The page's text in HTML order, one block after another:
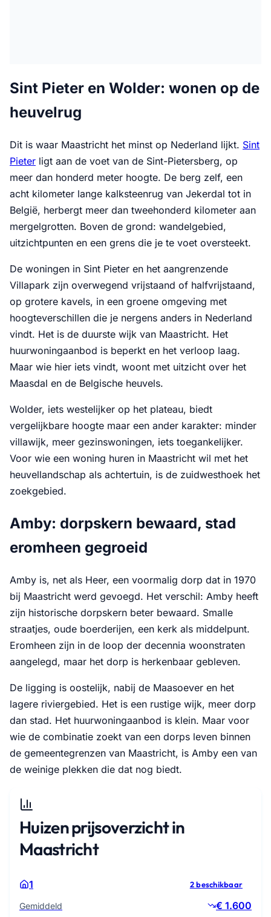
Sint Pieter en Wolder: wonen op de
heuvelrug
Dit is waar Maastricht het minst op Nederland lijkt. Sint
Pieter ligt aan de voet van de Sint-Pietersberg, op
meer dan honderd meter hoogte. De berg zelf, een
acht kilometer lange kalksteenrug van Jekerdal tot in
België, herbergt meer dan tweehonderd kilometer aan
mergelgrotten. Boven de grond: wandelgebied,
uitzichtpunten en een grens die je te voet oversteekt.
De woningen in Sint Pieter en het aangrenzende
Villapark zijn overwegend vrijstaand of halfvrijstaand,
op grotere kavels, in een groene omgeving met
hoogteverschillen die je nergens anders in Nederland
vindt. Het is de duurste wijk van Maastricht. Het
huurwoningaanbod is beperkt en het verloop laag.
Maar wie hier iets vindt, woont met uitzicht over het
Maasdal en de Belgische heuvels.
Wolder, iets westelijker op het plateau, biedt
vergelijkbare hoogte maar een ander karakter: minder
villawijk, meer gezinswoningen, iets toegankelijker.
Voor wie een woning huren in Maastricht wil met het
heuvellandschap als achtertuin, is de zuidwesthoek het
zoekgebied.
Amby: dorpskern bewaard, stad
eromheen gegroeid
Amby is, net als Heer, een voormalig dorp dat in 1970
bij Maastricht werd gevoegd. Het verschil: Amby heeft
zijn historische dorpskern beter bewaard. Smalle
straatjes, oude boerderijen, een kerk als middelpunt.
Eromheen zijn in de loop der decennia woonstraten
aangelegd, maar het dorp is herkenbaar gebleven.
De ligging is oostelijk, nabij de Maasoever en het
lagere riviergebied. Het is een rustige wijk, meer dorp
dan stad. Het huurwoningaanbod is klein. Maar voor
wie de combinatie zoekt van een dorps leven binnen
de gemeentegrenzen van Maastricht, is Amby een van
de weinige plekken die dat nog biedt.
Huizen prijsoverzicht in
Maastricht
1 2 beschikbaar
Gemiddeld € 1.600